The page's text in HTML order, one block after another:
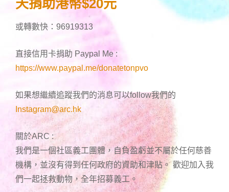
天捐助港幣$20元
或轉數快：96919313
直接信用卡捐助 Paypal Me :
https://www.paypal.me/donatetonpvo
如果想繼續追蹤我們的消息可以follow我們的
Instagram@arc.hk
關於ARC :
我們是一個社區義工團體，自負盈虧並不屬於任何慈善
機構，並沒有得到任何政府的資助和津貼。 歡迎加入我
們一起拯救動物，全年招募義工。